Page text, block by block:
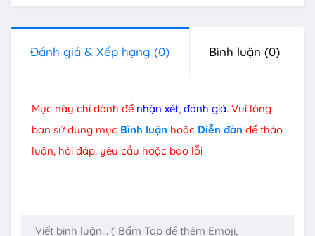
Đánh giá & Xếp hạng (0) Bình luận (0)
Mục này chỉ dành để nhận xét, đánh giá. Vui lòng
bạn sử dụng mục Bình luận hoặc Diễn đàn để thảo
luận, hỏi đáp, yêu cầu hoặc báo lỗi